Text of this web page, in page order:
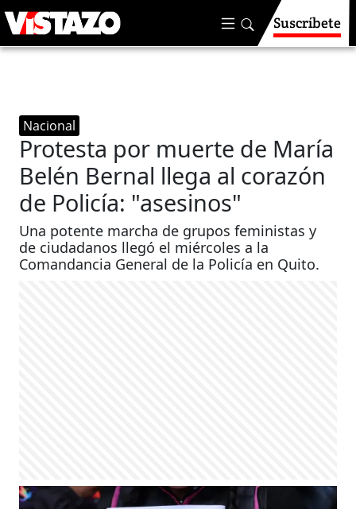
Suscríbete
Nacional
Protesta por muerte de María
Belén Bernal llega al corazón
de Policía: "asesinos"
Una potente marcha de grupos feministas y
de ciudadanos llegó el miércoles a la
Comandancia General de la Policía en Quito.